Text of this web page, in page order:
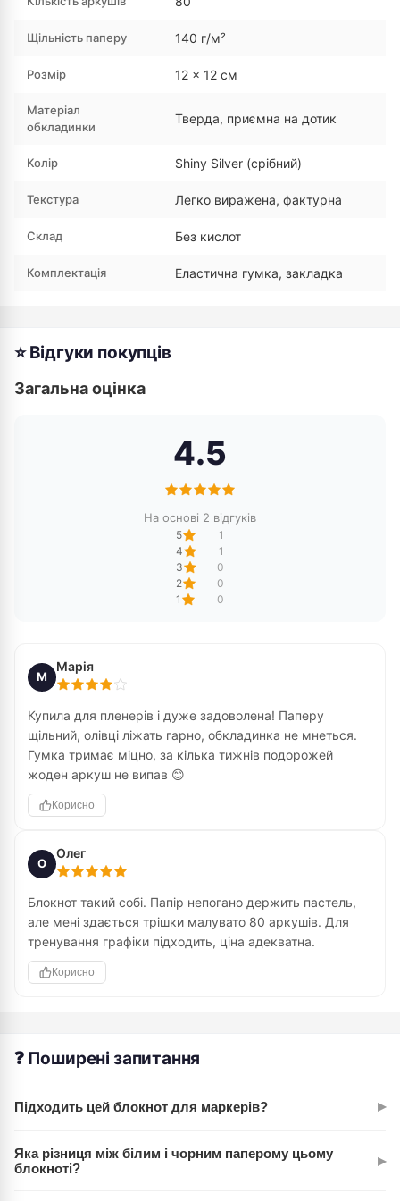
Щільність паперу 140 г/м²
Розмір 12 × 12 см
Матеріал
обкладинки
Тверда, приємна на дотик
Колір Shiny Silver (срібний)
Текстура Легко виражена, фактурна
Склад Без кислот
Комплектація Еластична гумка, закладка
⭐ Відгуки покупців
Загальна оцінка
4.5
На основі 2 відгуків
5
1
4
1
3
0
2
0
1
0
М
Марія
Купила для пленерів і дуже задоволена! Паперу
щільний, олівці ліжать гарно, обкладинка не мнеться.
Гумка тримає міцно, за кілька тижнів подорожей
жоден аркуш не випав 😊
Корисно
О
Олег
Блокнот такий собі. Папір непогано держить пастель,
але мені здається трішки малувато 80 аркушів. Для
тренування графіки підходить, ціна адекватна.
Корисно
❓ Поширені запитання
Підходить цей блокнот для маркерів? ▸
пастелі, сангіни. Маркери можуть просочуватися.
Яка різниця між білим і чорним паперому цьому
блокноті?
▸